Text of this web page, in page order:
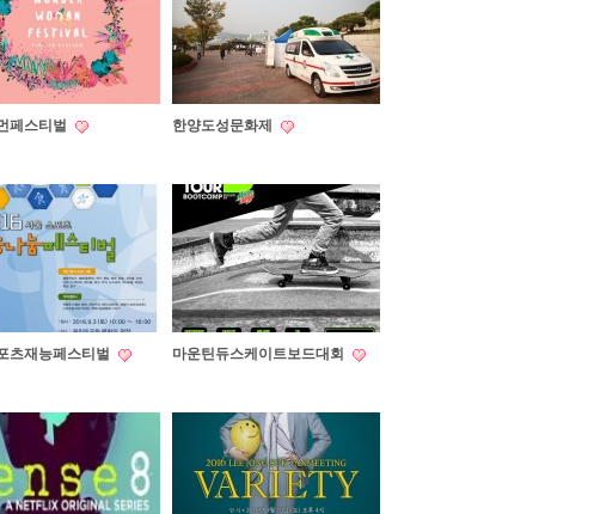
페스티벌 한양도성문화제
츠재능페스티벌 마운틴듀스케이트보드대회